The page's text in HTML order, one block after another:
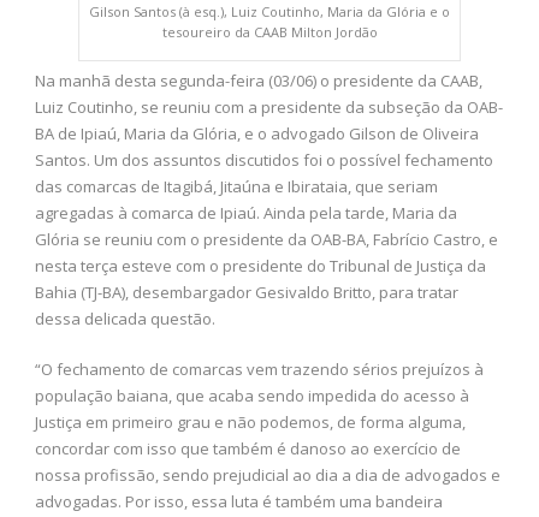
Gilson Santos (à esq.), Luiz Coutinho, Maria da Glória e o
tesoureiro da CAAB Milton Jordão
Na manhã desta segunda-feira (03/06) o presidente da CAAB,
Luiz Coutinho, se reuniu com a presidente da subseção da OAB-
BA de Ipiaú, Maria da Glória, e o advogado Gilson de Oliveira
Santos. Um dos assuntos discutidos foi o possível fechamento
das comarcas de Itagibá, Jitaúna e Ibirataia, que seriam
agregadas à comarca de Ipiaú. Ainda pela tarde, Maria da
Glória se reuniu com o presidente da OAB-BA, Fabrício Castro, e
nesta terça esteve com o presidente do Tribunal de Justiça da
Bahia (TJ-BA), desembargador Gesivaldo Britto, para tratar
dessa delicada questão.
“O fechamento de comarcas vem trazendo sérios prejuízos à
população baiana, que acaba sendo impedida do acesso à
Justiça em primeiro grau e não podemos, de forma alguma,
concordar com isso que também é danoso ao exercício de
nossa profissão, sendo prejudicial ao dia a dia de advogados e
advogadas. Por isso, essa luta é também uma bandeira